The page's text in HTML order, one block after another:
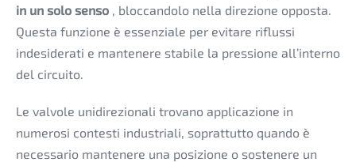
in un solo senso
, bloccandolo nella direzione opposta.
Questa funzione è essenziale per evitare riflussi
indesiderati e mantenere stabile la pressione all’interno
del circuito.
Le valvole unidirezionali trovano applicazione in
numerosi contesti industriali, soprattutto quando è
necessario mantenere una posizione o sostenere un